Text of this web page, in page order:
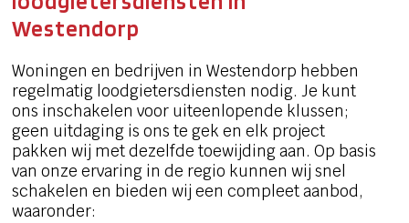
Westendorp
Woningen en bedrijven in Westendorp hebben
regelmatig loodgietersdiensten nodig. Je kunt
ons inschakelen voor uiteenlopende klussen;
geen uitdaging is ons te gek en elk project
pakken wij met dezelfde toewijding aan. Op basis
van onze ervaring in de regio kunnen wij snel
schakelen en bieden wij een compleet aanbod,
waaronder: